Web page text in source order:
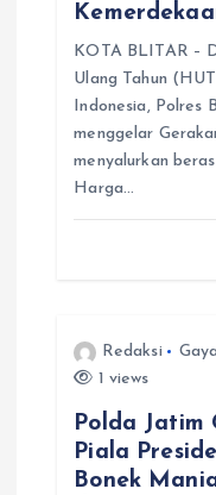
KOTA BLITAR –
Ulang Tahun
Indonesia, Polres
menggelar
menyalurkan
Harga…
Redaksi
1 views
Polda Jatim
Piala
Bonek